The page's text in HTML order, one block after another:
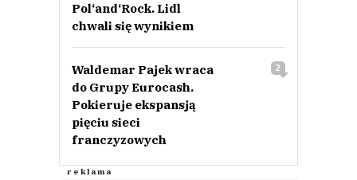
Pol‘and‘Rock. Lidl
chwali się wynikiem
Waldemar Pajek wraca
do Grupy Eurocash.
Pokieruje ekspansją
pięciu sieci
franczyzowych
2